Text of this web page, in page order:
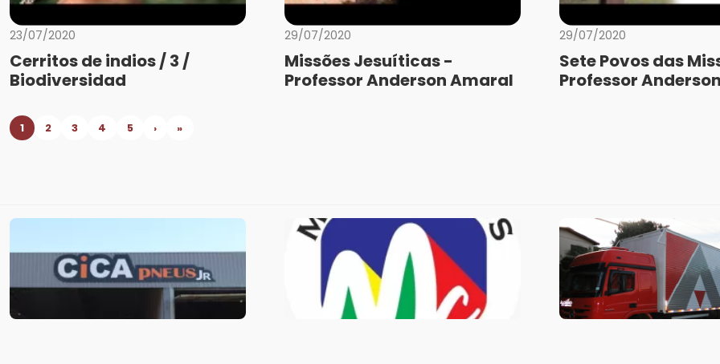
23/07/2020
Cerritos de indios / 3 /
Biodiversidad
29/07/2020
Missões Jesuíticas -
Professor Anderson Amaral
29/07/2020
Sete Povos das
Professor
1 2 3 4 5 › »